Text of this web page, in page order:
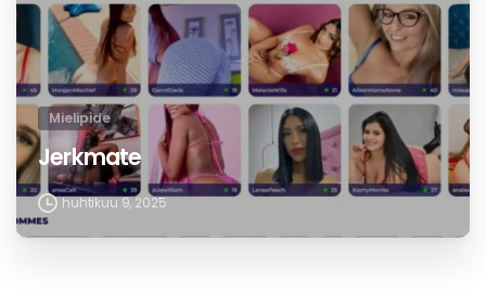
Mielipide
Jerkmate
huhtikuu 9, 2025